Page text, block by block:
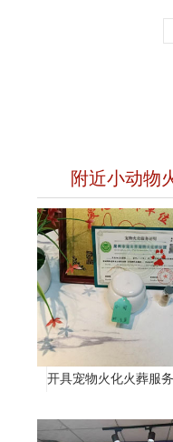
附近小动物